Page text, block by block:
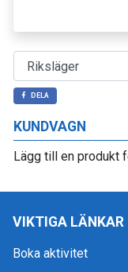
KUNDVAGN
Lägg till en produkt
DELA
VIKTIGA LÄNKAR
Boka aktivitet